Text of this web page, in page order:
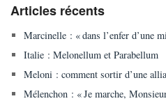
Articles récents
Marcinelle : « dans l’enfer d’une
Italie : Melonellum et Parabellum
Meloni : comment sortir d’une
Mélenchon : « Je marche,